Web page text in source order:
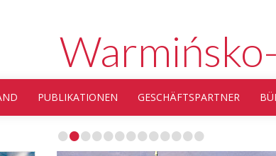
PUBLIKATIONEN GESCHÄFTSPARTNER
•••••••••••••